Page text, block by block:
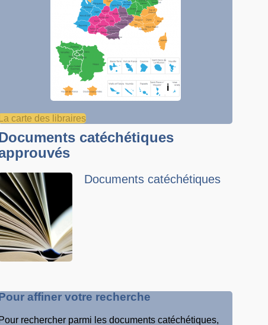
i
carte des libraires
catéchétiques
Documents catéchétiques
affiner votre recherche
Pour rechercher parmi les documents catéchétiques,